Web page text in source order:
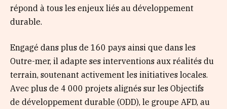
répond à tous les enjeux liés au développement
durable.
Engagé dans plus de 160 pays ainsi que dans les
Outre-mer, il adapte ses interventions aux réalités du
terrain, soutenant activement les initiatives locales.
Avec plus de 4 000 projets alignés sur les Objectifs
de développement durable (ODD), le groupe AFD, au